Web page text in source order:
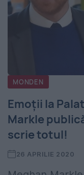
MONDEN
Emoții la
Markle
scrie totul!
26 APRILIE 2020